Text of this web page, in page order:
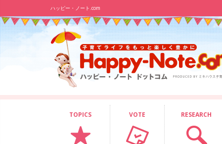
ハッピー・ノート.com
TOPICS VOTE RESEARCH